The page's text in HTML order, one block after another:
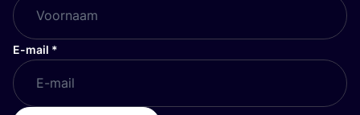
E-mail *